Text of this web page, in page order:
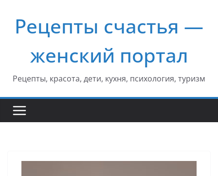
содержимому
Рецепты счастья —
женский портал
Рецепты, красота, дети, кухня, психология, туризм